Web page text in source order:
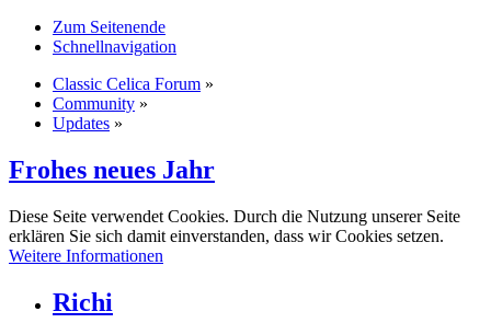
Zum Seitenende
Schnellnavigation
Classic Celica Forum »
Community »
Updates »
Frohes neues Jahr
Diese Seite verwendet Cookies. Durch die Nutzung unserer Seite
erklären Sie sich damit einverstanden, dass wir Cookies setzen.
Weitere Informationen
Richi